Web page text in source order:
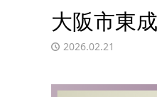
大阪市東
2026.02.21